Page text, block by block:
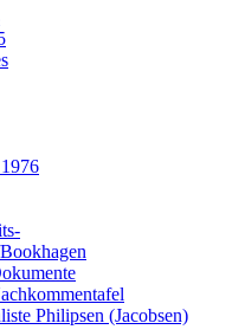
Philipsen (Jacobsen)